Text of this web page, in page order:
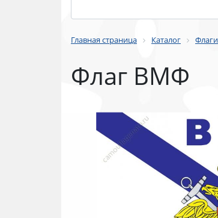
Главная страница Каталог
Флаг ВМФ